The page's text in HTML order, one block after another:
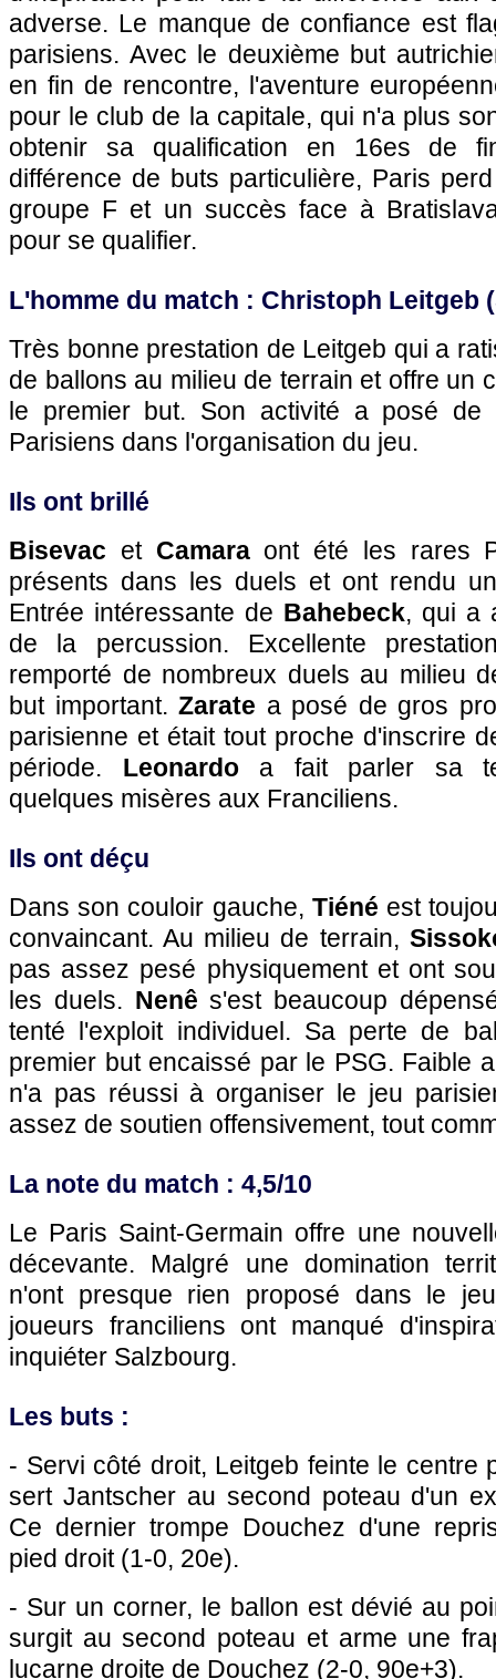
adverse. Le manque de confiance est
parisiens. Avec le deuxième but
en fin de rencontre, l'aventure
pour le club de la capitale, qui n'a plus
obtenir sa qualification en 16es de
différence de buts particulière, Paris
groupe F et un succès face à
pour se qualifier.
L'homme du match : Christoph Leitgeb
Très bonne prestation de Leitgeb qui a
de ballons au milieu de terrain et offre un
le premier but. Son activité a posé de
Parisiens dans l'organisation du jeu.
Ils ont brillé
Bisevac et Camaraont été les rares
présents dans les duels et ont rendu
Entrée intéressante de Bahebeck, qui a
de la percussion. Excellente
remporté de nombreux duels au milieu
but important. Zarate a posé de gros
parisienne et était tout proche d'inscrire
période. Leonardoa fait parler sa
quelques misères aux Franciliens.
Ils ont déçu
Dans son couloir gauche, Tiéné est
convaincant. Au milieu de terrain,
pas assez pesé physiquement et ont
les duels. Nenê s'est beaucoup
tenté l'exploit individuel. Sa perte de
premier but encaissé par le PSG. Faible
n'a pas réussi à organiser le jeu
assez de soutien offensivement, tout
La note du match : 4,5/10
Le Paris Saint-Germain offre une
décevante. Malgré une domination
n'ont presque rien proposé dans le
joueurs franciliens ont manqué
inquiéter Salzbourg.
Les buts :
- Servi côté droit, Leitgeb feinte le centre
sert Jantscher au second poteau d'un
Ce dernier trompe Douchez d'une
pied droit (1-0, 20e).
- Sur un corner, le ballon est dévié au
surgit au second poteau et arme une
lucarne droite de Douchez (2-0, 90e+3).